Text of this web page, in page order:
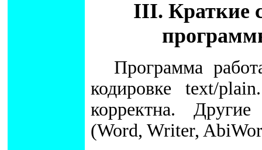
III. Краткие
Программа
кодировке text/
корректна.
(Word, Writer,